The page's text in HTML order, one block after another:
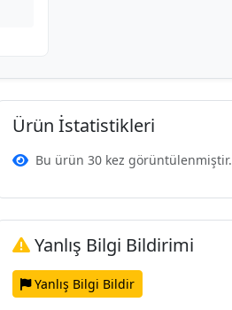
Ürün İstatistikleri
Bu ürün 30 kez görüntülenmiştir.
Yanlış Bilgi Bildirimi
Yanlış Bilgi Bildir